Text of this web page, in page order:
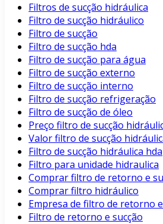
Filtros de sucção hidráulica
Filtro de sucção hidráulico
Filtro de sucção
Filtro de sucção hda
Filtro de sucção para água
Filtro de sucção externo
Filtro de sucção interno
Filtro de sucção refrigeração
Filtro de sucção de óleo
Preço filtro de sucção
Valor filtro de sucção
Filtro de sucção hidráulica hda
Filtro para unidade hidraulica
Comprar filtro de retorno e
Comprar filtro hidráulico
Empresa de filtro de retorno
Filtro de retorno e sucção